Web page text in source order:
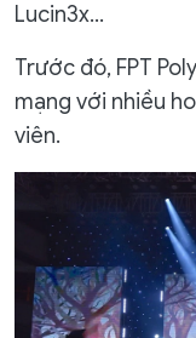
Lucin3x...
Trước đó, FPT
mạng với nhiều
viên.